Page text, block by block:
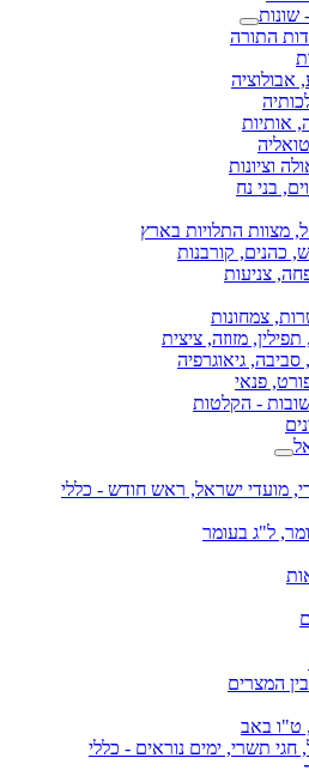
שונות
התורה
אבולוציה
אותיות
וציונות
בני נח
מצוות התלויות בארץ
כהנים, קורבנות
צניעות
צמחונות
מזוזה, ציצית
גיאוגרפיה
פנאי
- הקלטות
מועדי ישראל, ראש חודש - כללי
ל"ג בעומר
המצרים
ט"ו באב
חגי תשרי, ימים נוראים - כללי